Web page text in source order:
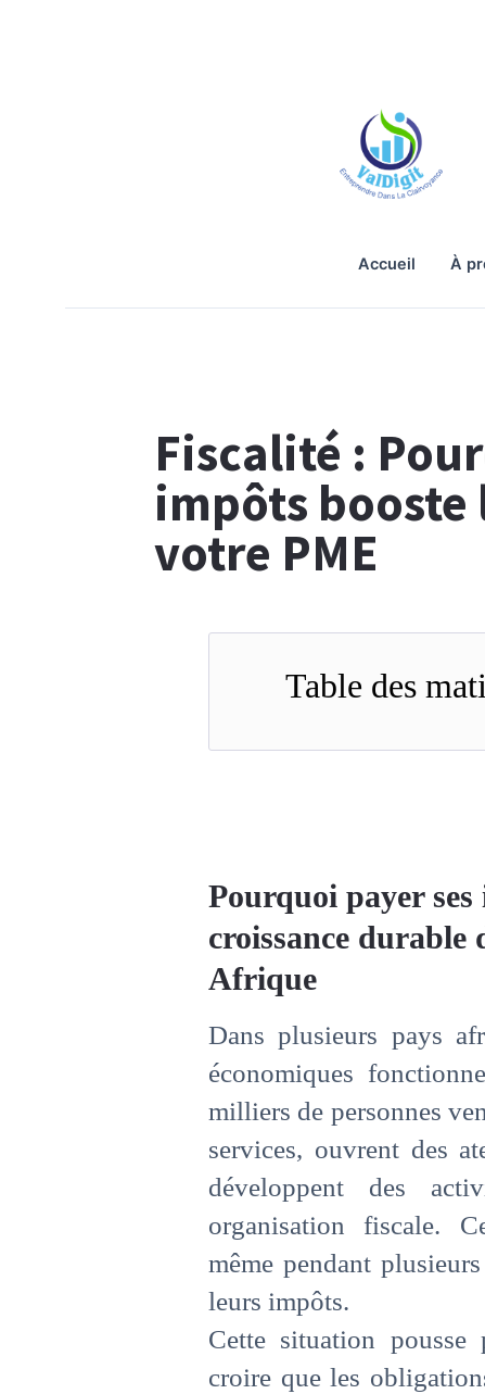
accueil à
Fiscalité :
impôts booste
votre PME
Table des
Pourquoi payer
croissance durable
Afrique
Dans plusieurs pays
économiques
milliers de personnes
services, ouvrent des
développent des
organisation fiscale.
même pendant
leurs impôts.
Cette situation pousse
croire que les